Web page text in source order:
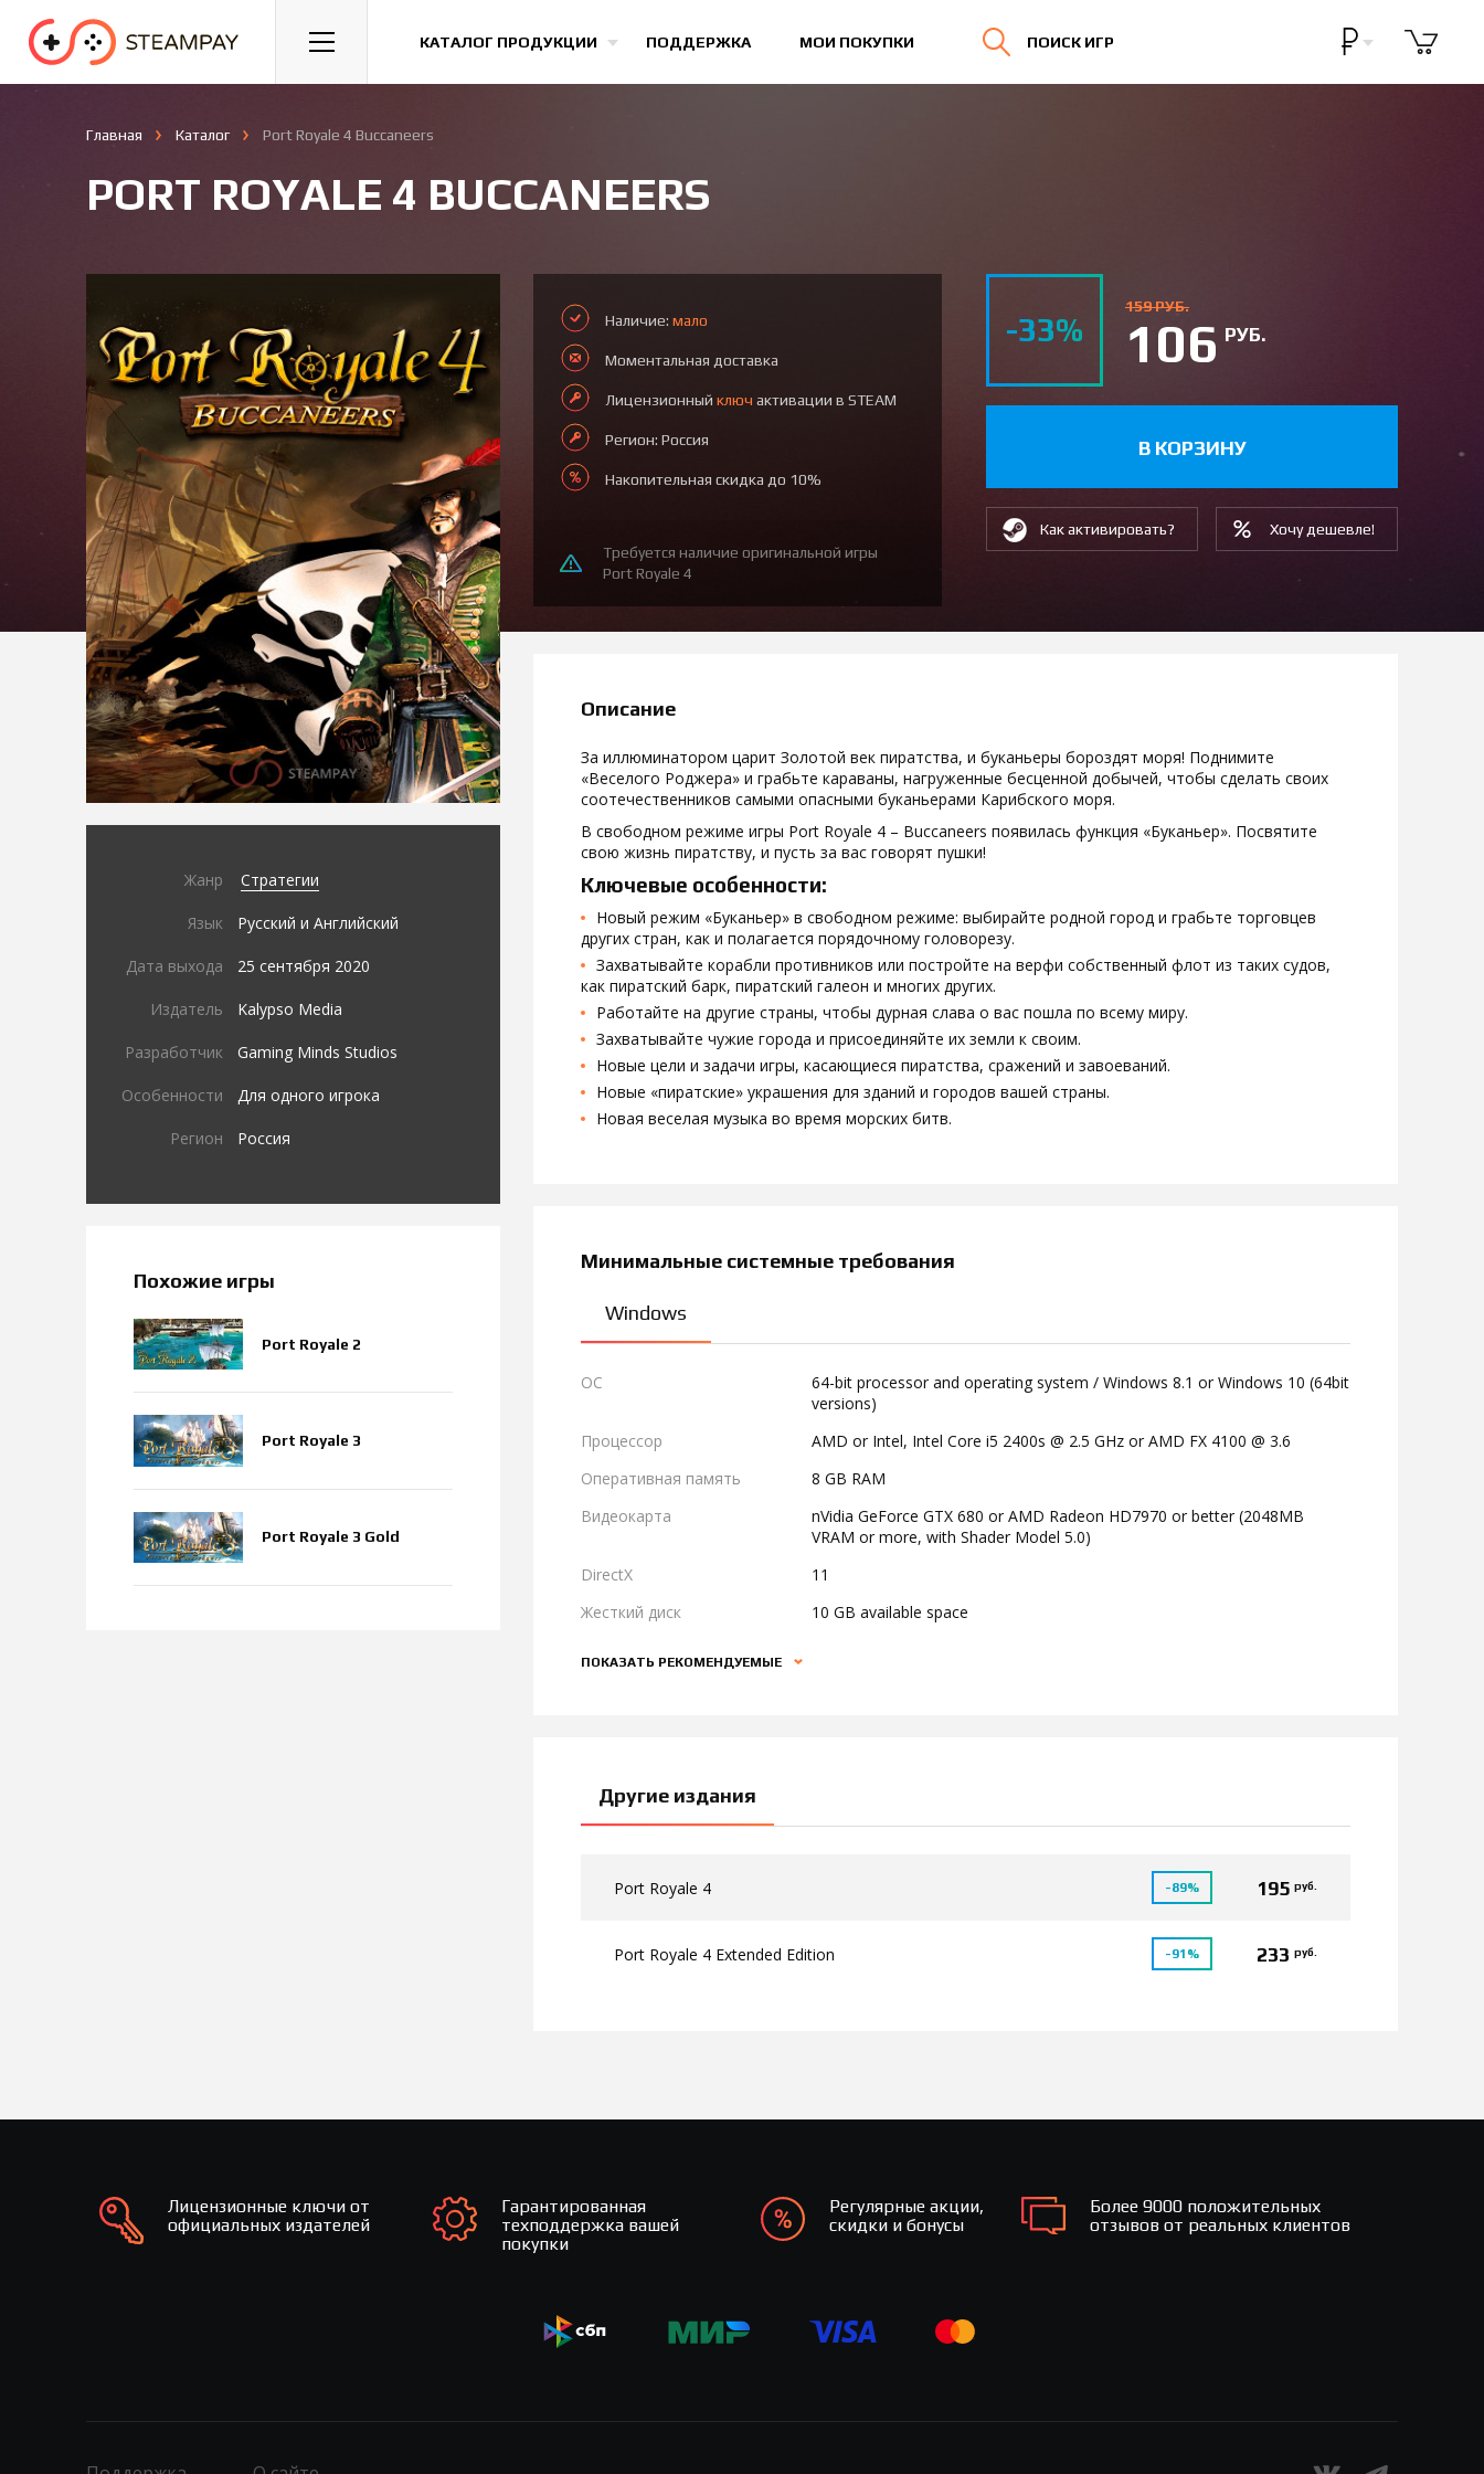
КАТАЛОГ ПРОДУКЦИИ ПОДДЕРЖКА МОИ ПОКУПКИ ПОИСК ИГР
Спорт Гонки Казуальные Все игры
Главная Каталог Port Royale 4 Buccaneers
PORT ROYALE 4 BUCCANEERS
Жанр Стратегии
Язык Русский и Английский
Дата выхода 25 сентября 2020
Издатель Kalypso Media
Разработчик Gaming Minds Studios
Особенности Для одного игрока
Регион Россия
Похожие игры
Port Royale 2
Port Royale 3
Port Royale 3 Gold
Наличие: мало
Моментальная доставка
Лицензионный ключ активации в STEAM
Регион: Россия
Накопительная скидка до 10%
Требуется наличие оригинальной игры
Port Royale 4
-33%
159 РУБ.
106РУБ.
В КОРЗИНУ
Как активировать? Хочу дешевле!
Описание
За иллюминатором царит Золотой век пиратства, и буканьеры бороздят моря! Поднимите
«Веселого Роджера» и грабьте караваны, нагруженные бесценной добычей, чтобы сделать своих
соотечественников самыми опасными буканьерами Карибского моря.
В свободном режиме игры Port Royale 4 – Buccaneers появилась функция «Буканьер». Посвятите
свою жизнь пиратству, и пусть за вас говорят пушки!
Ключевые особенности:
Новый режим «Буканьер» в свободном режиме: выбирайте родной город и грабьте торговцев
других стран, как и полагается порядочному головорезу.
Захватывайте корабли противников или постройте на верфи собственный флот из таких судов,
как пиратский барк, пиратский галеон и многих других.
Работайте на другие страны, чтобы дурная слава о вас пошла по всему миру.
Захватывайте чужие города и присоединяйте их земли к своим.
Новые цели и задачи игры, касающиеся пиратства, сражений и завоеваний.
Новые «пиратские» украшения для зданий и городов вашей страны.
Новая веселая музыка во время морских битв.
Минимальные системные требования
Windows
ОС
64-bit processor and operating system / Windows 8.1 or Windows 10 (64bit
versions)
Процессор
AMD or Intel, Intel Core i5 2400s @ 2.5 GHz or AMD FX 4100 @ 3.6
Оперативная память
8 GB RAM
Видеокарта
nVidia GeForce GTX 680 or AMD Radeon HD7970 or better (2048MB
VRAM or more, with Shader Model 5.0)
DirectX
11
Жесткий диск
10 GB available space
ПОКАЗАТЬ РЕКОМЕНДУЕМЫЕ
Другие издания
Port Royale 4 -89% 195 руб.
Port Royale 4 Extended Edition -91% 233 руб.
Лицензионные ключи от
официальных издателей
Гарантированная
техподдержка вашей
покупки
Регулярные акции,
скидки и бонусы
Более 9000 положительных
отзывов от реальных клиентов